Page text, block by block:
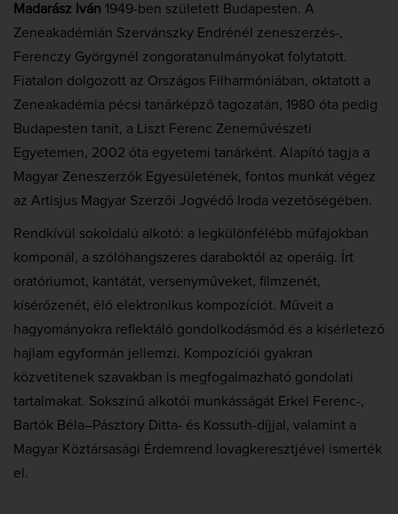
Madarász Iván 1949-ben született Budapesten. A
Zeneakadémián Szervánszky Endrénél zeneszerzés-,
Ferenczy Györgynél zongoratanulmányokat folytatott.
Fiatalon dolgozott az Országos Filharmóniában, oktatott a
Zeneakadémia pécsi tanárképző tagozatán, 1980 óta pedig
Budapesten tanít, a Liszt Ferenc Zeneművészeti
Egyetemen, 2002 óta egyetemi tanárként. Alapító tagja a
Magyar Zeneszerzők Egyesületének, fontos munkát végez
az Artisjus Magyar Szerzői Jogvédő Iroda vezetőségében.
Rendkívül sokoldalú alkotó: a legkülönfélébb műfajokban
komponál, a szólóhangszeres daraboktól az operáig. Írt
oratóriumot, kantátát, versenyműveket, filmzenét,
kísérőzenét, élő elektronikus kompozíciót. Műveit a
hagyományokra reflektáló gondolkodásmód és a kísérletező
hajlam egyformán jellemzi. Kompozíciói gyakran
közvetítenek szavakban is megfogalmazható gondolati
tartalmakat. Sokszínű alkotói munkásságát Erkel Ferenc-,
Bartók Béla–Pásztory Ditta- és Kossuth-díjjal, valamint a
Magyar Köztársasági Érdemrend lovagkeresztjével ismerték
el.